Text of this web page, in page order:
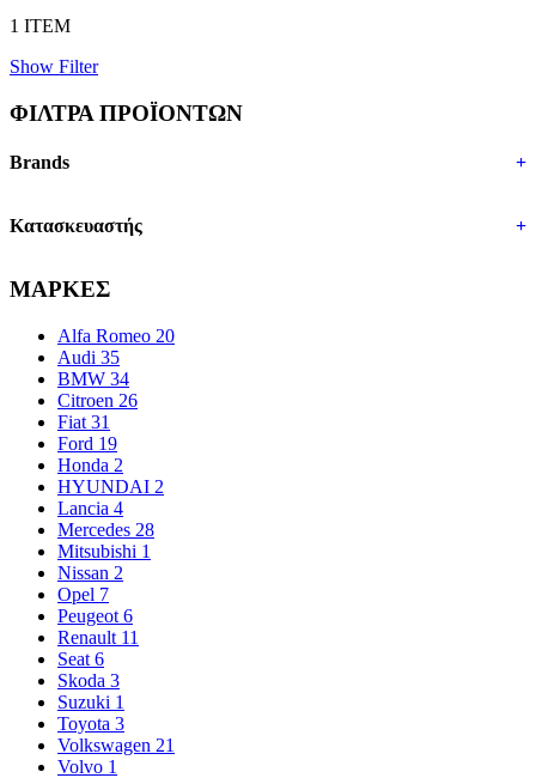
1 ITEM
Show Filter
ΦΙΛΤΡΑ ΠΡΟΪΟΝΤΩΝ
Brands +
Κατασκευαστής +
ΜΑΡΚΕΣ
Alfa Romeo 20
Audi 35
BMW 34
Citroen 26
Fiat 31
Ford 19
Honda 2
HYUNDAI 2
Lancia 4
Mercedes 28
Mitsubishi 1
Nissan 2
Opel 7
Peugeot 6
Renault 11
Seat 6
Skoda 3
Suzuki 1
Toyota 3
Volkswagen 21
Volvo 1